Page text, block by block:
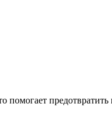
предотвратить